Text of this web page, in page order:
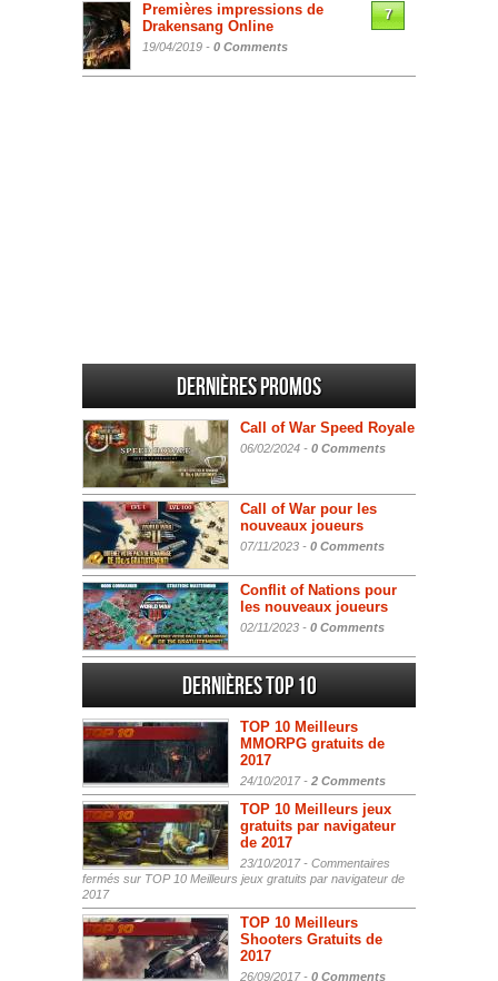
Premières impressions de
Drakensang Online
19/04/2019 - 0 Comments
7
Dernières promos
Call of War Speed Royale
06/02/2024 - 0 Comments
Call of War pour les
nouveaux joueurs
07/11/2023 - 0 Comments
Conflit of Nations pour
les nouveaux joueurs
02/11/2023 - 0 Comments
Dernières Top 10
TOP 10 Meilleurs
MMORPG gratuits de
2017
24/10/2017 - 2 Comments
TOP 10 Meilleurs jeux
gratuits par navigateur
de 2017
23/10/2017 - Commentaires
fermés sur TOP 10 Meilleurs jeux gratuits par navigateur de
2017
TOP 10 Meilleurs
Shooters Gratuits de
2017
26/09/2017 - 0 Comments